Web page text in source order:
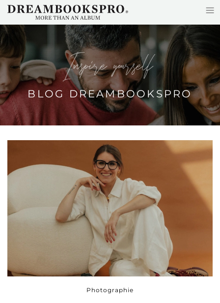
Accéder au contenu principal
Inspire yourself
BLOG DREAMBOOKSPRO
Photographie
≡